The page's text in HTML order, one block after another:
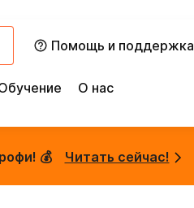
Помощь и поддержка
О нас
💰 Читать сейчас!